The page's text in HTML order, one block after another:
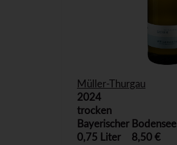
Müller-Thurgau
2024
trocken
Bayerischer Bodensee
0,75 Liter
8,50 €